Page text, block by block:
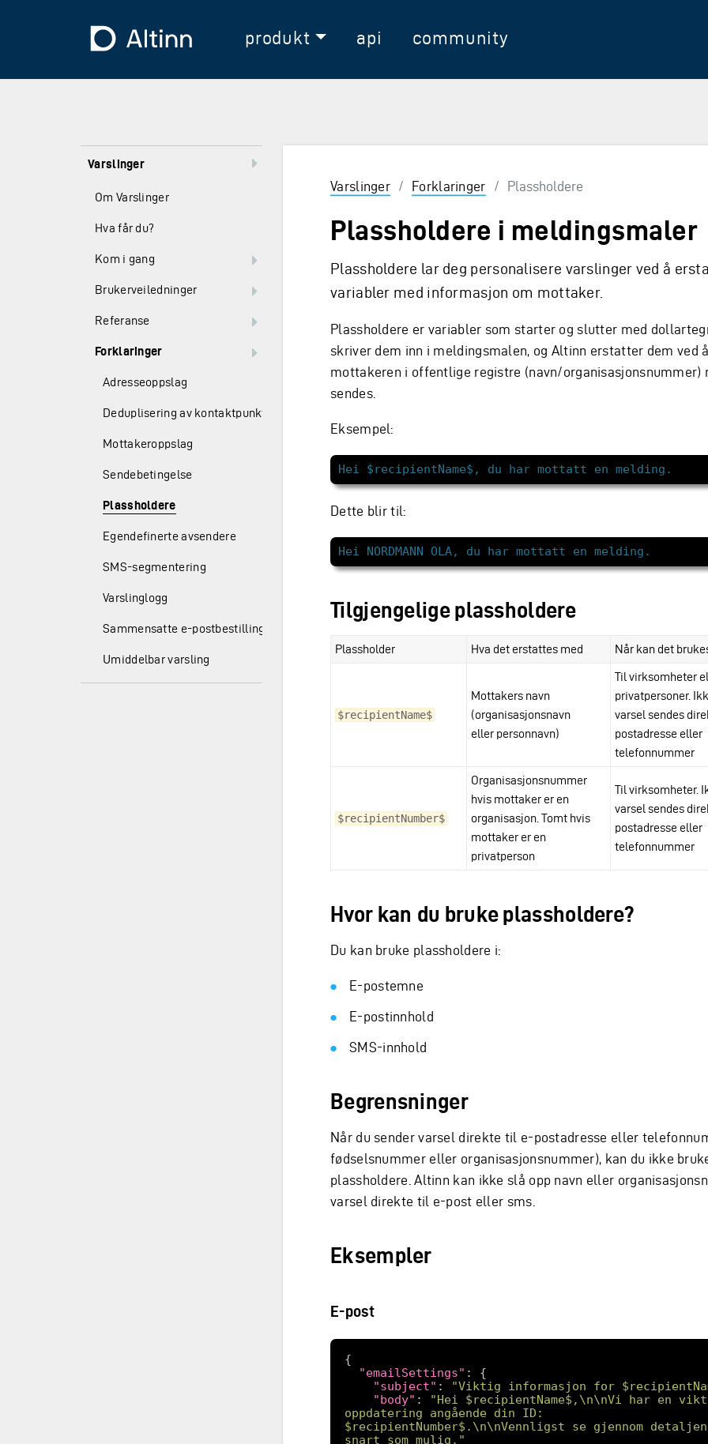
Til forsidenprodukt api community
Varslinger
Om Varslinger
Hva får du?
Kom i gang
Brukerveiledninger
Referanse
Forklaringer
Adresseoppslag
Deduplisering av kontaktpunkter
Mottakeroppslag
Sendebetingelse
Plassholdere
Egendefinerte avsendere
SMS-segmentering
Varslinglogg
Sammensatte e-postbestillinger
Umiddelbar varsling
Varslinger / Forklaringer / Plassholdere
Plassholdere i meldingsmaler
Plassholdere lar deg personalisere varslinger ved å
variabler med informasjon om mottaker.
Plassholdere er variabler som starter og slutter med
skriver dem inn i meldingsmalen, og Altinn erstatter dem ved
mottakeren i offentlige registre (navn/organisasjonsnummer)
sendes.
Eksempel:
Dette blir til:
Tilgjengelige plassholdere
Plassholder Hva det erstattes med Når kan det
$recipientName$
Mottakers navn
(organisasjonsnavn
eller personnavn)
Til virksomheter
privatpersoner.
varsel sendes
postadresse eller
telefonnummer
$recipientNumber$
Organisasjonsnummer
hvis mottaker er en
organisasjon. Tomt hvis
mottaker er en
privatperson
Til virksomheter.
varsel sendes
postadresse eller
telefonnummer
Hvor kan du bruke plassholdere?
Du kan bruke plassholdere i:
E-postemne
E-postinnhold
SMS-innhold
Begrensninger
Når du sender varsel direkte til e-postadresse eller
fødselsnummer eller organisasjonsnummer), kan du ikke
plassholdere. Altinn kan ikke slå opp navn eller
varsel direkte til e-post eller sms.
Eksempler
E-post
"emailSettings"
"subject" :
"Viktig informasjon for
"body" :
"Hei $recipientName$,\n\nVi har en
oppdatering angående din ID:
$recipientNumber$.\n\nVennligst se gjennom
snart som mulig."